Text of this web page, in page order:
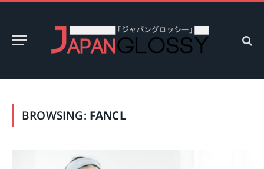
BROWSING: FANCL